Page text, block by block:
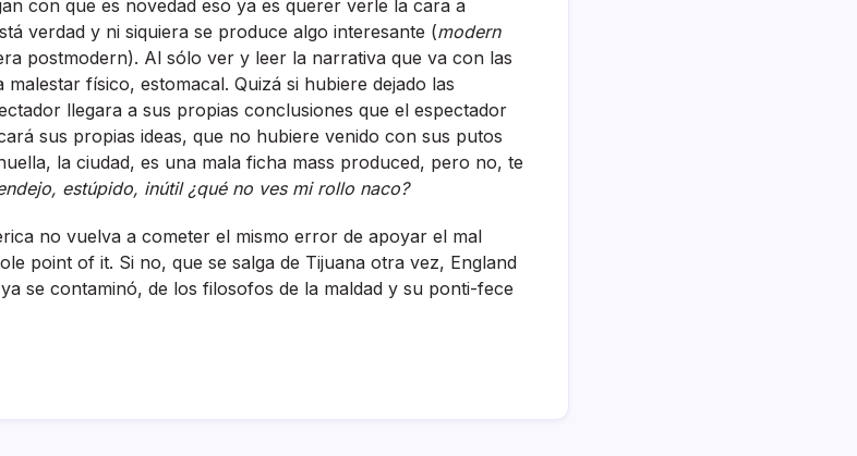
con que es novedad eso ya es querer verle la cara a
verdad y ni siquiera se produce algo interesante (modern
postmodern). Al sólo ver y leer la narrativa que va con las
fí­sico, estomacal. Quizá si hubiere dejado las
llegara a sus propias conclusiones que el espectador
sus propias ideas, que no hubiere venido con sus putos
la ciudad, es una mala ficha mass produced, pero no, te
estúpido, inútil ¿qué no ves mi rollo naco?
no vuelva a cometer el mismo error de apoyar el mal
point of it. Si no, que se salga de Tijuana otra vez, England
se contaminó, de los filosofos de la maldad y su ponti-fece